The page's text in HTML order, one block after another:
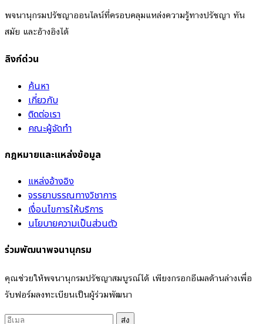
พจนานุกรมปรัชญาออนไลน์ที่ครอบคลุมแหล่งความรู้ทางปรัชญา ทัน
สมัย และอ้างอิงได้
ลิงก์ด่วน
ค้นหา
เกี่ยวกับ
ติดต่อเรา
คณะผู้จัดทำ
กฎหมายและแหล่งข้อมูล
แหล่งอ้างอิง
จรรยาบรรณทางวิชาการ
เงื่อนไขการให้บริการ
นโยบายความเป็นส่วนตัว
ร่วมพัฒนาพจนานุกรม
คุณช่วยให้พจนานุกรมปรัชญาสมบูรณ์ได้ เพียงกรอกอีเมลด้านล่างเพื่อ
รับฟอร์มลงทะเบียนเป็นผู้ร่วมพัฒนา
ส่ง